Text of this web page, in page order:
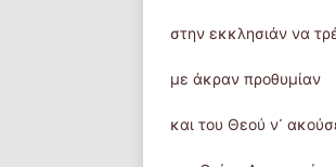
στην εκκλησιάν να
με άκραν προθυμίαν
και του Θεού ν᾿